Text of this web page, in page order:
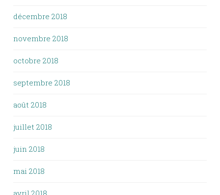
décembre 2018
novembre 2018
octobre 2018
septembre 2018
août 2018
juillet 2018
juin 2018
mai 2018